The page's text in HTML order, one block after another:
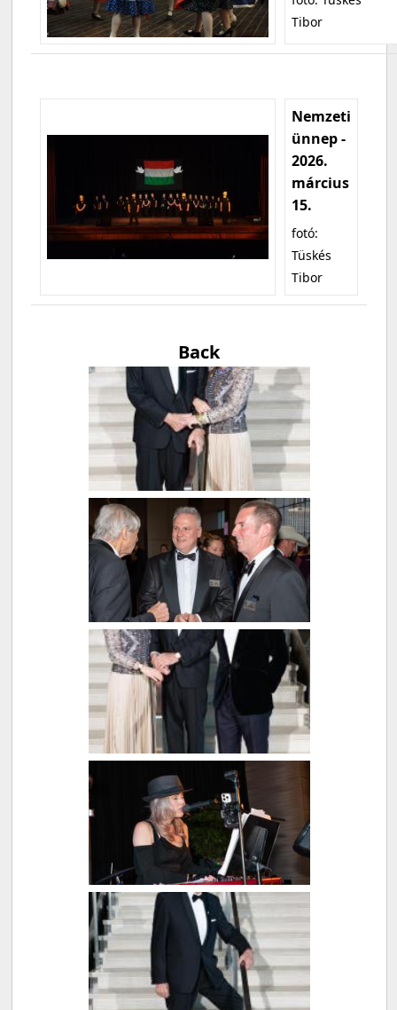
Tibor
Nemzeti
ünnep -
2026.
március
15.
fotó:
Tüskés
Tibor
Back